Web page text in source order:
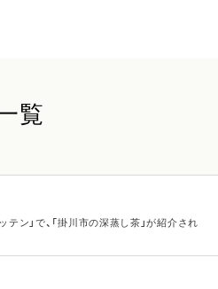
覧
テン」で、「掛川市の深蒸し茶」が紹介され